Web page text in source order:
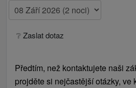
❔ Zaslat dotaz
Předtím, než kontaktujete naši
projděte si nejčastější otázky, ve